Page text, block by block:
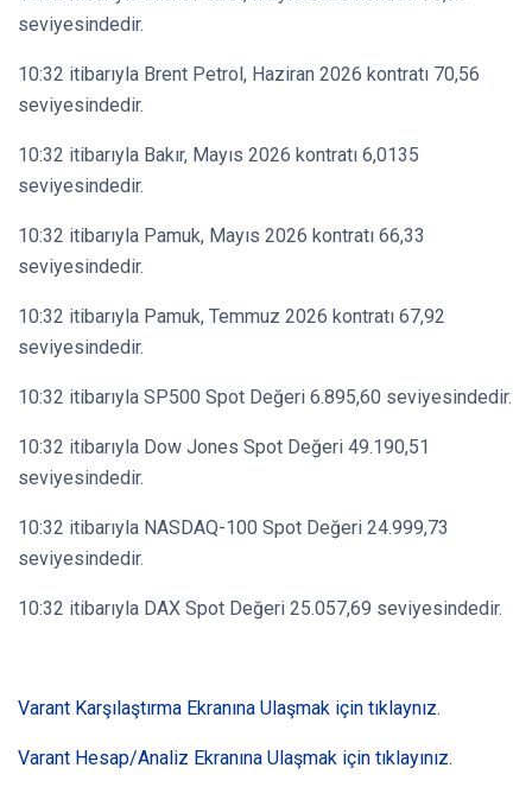
seviyesindedir.
10:32 itibarıyla Brent Petrol, Haziran 2026 kontratı 70,56
seviyesindedir.
10:32 itibarıyla Bakır, Mayıs 2026 kontratı 6,0135
seviyesindedir.
10:32 itibarıyla Pamuk, Mayıs 2026 kontratı 66,33
seviyesindedir.
10:32 itibarıyla Pamuk, Temmuz 2026 kontratı 67,92
seviyesindedir.
10:32 itibarıyla SP500 Spot Değeri 6.895,60 seviyesindedir.
10:32 itibarıyla Dow Jones Spot Değeri 49.190,51
seviyesindedir.
10:32 itibarıyla NASDAQ-100 Spot Değeri 24.999,73
seviyesindedir.
10:32 itibarıyla DAX Spot Değeri 25.057,69 seviyesindedir.
Varant Karşılaştırma Ekranına Ulaşmak için tıklaynız.
Varant Hesap/Analiz Ekranına Ulaşmak için tıklayınız.